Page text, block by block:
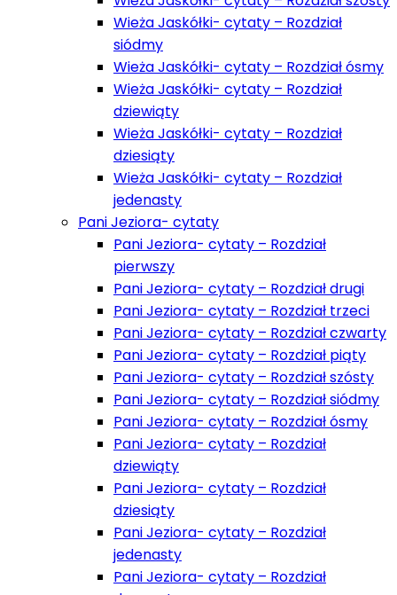
Wieża Jaskółki- cytaty – Rozdział
siódmy
Wieża Jaskółki- cytaty – Rozdział ósmy
Wieża Jaskółki- cytaty – Rozdział
dziewiąty
Wieża Jaskółki- cytaty – Rozdział
dziesiąty
Wieża Jaskółki- cytaty – Rozdział
jedenasty
Pani Jeziora- cytaty
Pani Jeziora- cytaty – Rozdział
pierwszy
Pani Jeziora- cytaty – Rozdział drugi
Pani Jeziora- cytaty – Rozdział trzeci
Pani Jeziora- cytaty – Rozdział czwarty
Pani Jeziora- cytaty – Rozdział piąty
Pani Jeziora- cytaty – Rozdział szósty
Pani Jeziora- cytaty – Rozdział siódmy
Pani Jeziora- cytaty – Rozdział ósmy
Pani Jeziora- cytaty – Rozdział
dziewiąty
Pani Jeziora- cytaty – Rozdział
dziesiąty
Pani Jeziora- cytaty – Rozdział
jedenasty
Pani Jeziora- cytaty – Rozdział